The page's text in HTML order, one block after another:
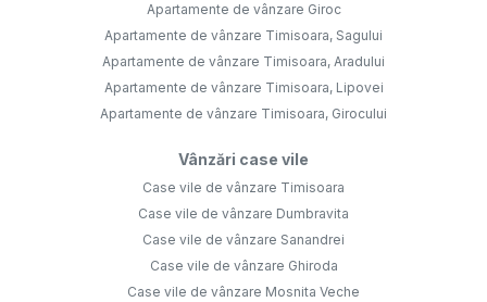
Apartamente de vânzare Giroc
Apartamente de vânzare Timisoara, Sagului
Apartamente de vânzare Timisoara, Aradului
Apartamente de vânzare Timisoara, Lipovei
Apartamente de vânzare Timisoara, Girocului
Vânzări case vile
Case vile de vânzare Timisoara
Case vile de vânzare Dumbravita
Case vile de vânzare Sanandrei
Case vile de vânzare Ghiroda
Case vile de vânzare Mosnita Veche